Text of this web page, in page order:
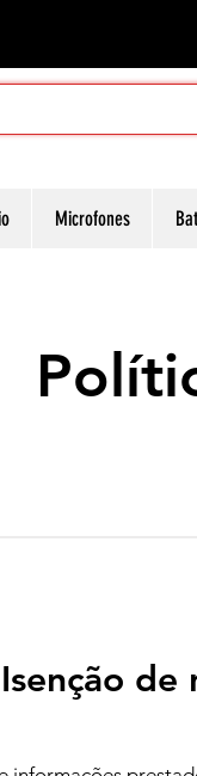
Microfones
Isenção